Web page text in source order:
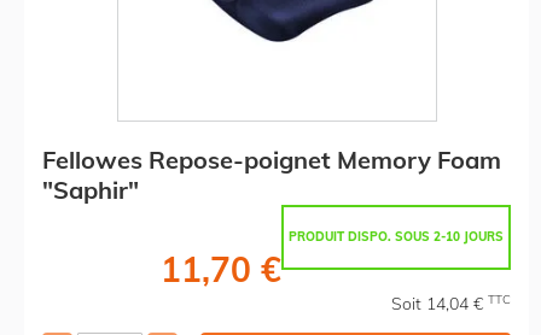
Fellowes Repose-poignet Memory Foam
"Saphir"
PRODUIT DISPO. SOUS 2-10 JOURS
11,70 €
Soit 14,04 € TTC